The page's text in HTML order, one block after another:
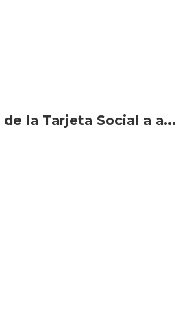
la Tarjeta Social a a...